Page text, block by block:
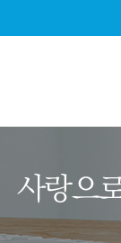
병원소개
병원장 인사말